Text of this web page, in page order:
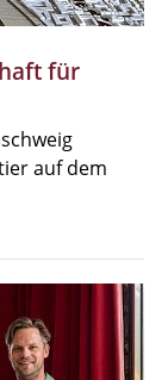
für
auf dem